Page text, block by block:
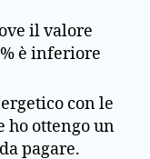
il valore
è inferiore
con le
ho ottengo un
pagare.